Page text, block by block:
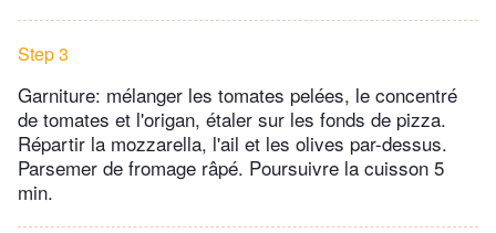
Step 3
Garniture: mélanger les tomates pelées, le concentré
de tomates et l'origan, étaler sur les fonds de pizza.
Répartir la mozzarella, l'ail et les olives par-dessus.
Parsemer de fromage râpé. Poursuivre la cuisson 5
min.